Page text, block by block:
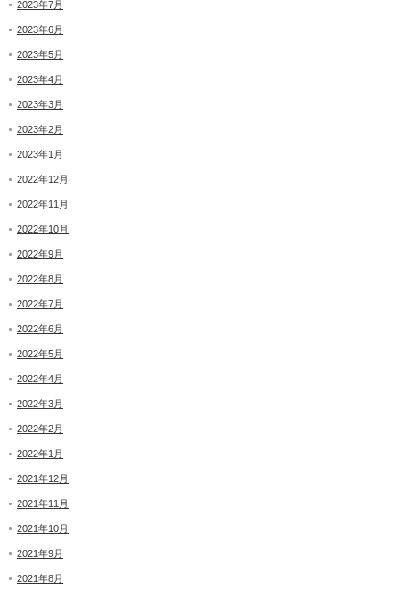
2023年7月
2023年6月
2023年5月
2023年4月
2023年3月
2023年2月
2023年1月
2022年12月
2022年11月
2022年10月
2022年9月
2022年8月
2022年7月
2022年6月
2022年5月
2022年4月
2022年3月
2022年2月
2022年1月
2021年12月
2021年11月
2021年10月
2021年9月
2021年8月